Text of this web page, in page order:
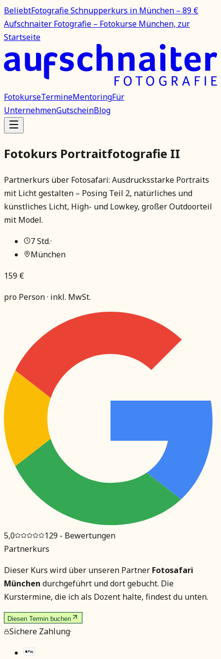
BeliebtFotografie Schnupperkurs in München – 89 €
Aufschnaiter Fotografie – Fotokurse München, zur
Startseite
FotokurseTermineMentoringFür
UnternehmenGutscheinBlog
Fotokurs Portraitfotografie II
Partnerkurs über Fotosafari: Ausdrucksstarke Portraits
mit Licht gestalten – Posing Teil 2, natürliches und
künstliches Licht, High- und Lowkey, großer Outdoorteil
mit Model.
7 Std.·
München
159 €
pro Person · inkl. MwSt.
5,0 129 - Bewertungen
Partnerkurs
Dieser Kurs wird über unseren Partner Fotosafari
München durchgeführt und dort gebucht. Die
Kurstermine, die ich als Dozent halte, findest du unten.
Diesen Termin buchen
Sichere Zahlung·